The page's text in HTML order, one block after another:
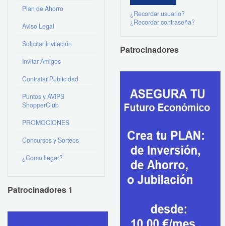
Plan de Ahorro
Aviso Legal
Solicitar Invitación
Invitar Amigos
Contratar Publicidad
Puntos y AVIPS
ShopperClub
PROMOCIONES
Concursos y Sorteos
¿Como llegar?
Patrocinadores 1
¿Recordar usuario?
¿Recordar contraseña?
Patrocinadores